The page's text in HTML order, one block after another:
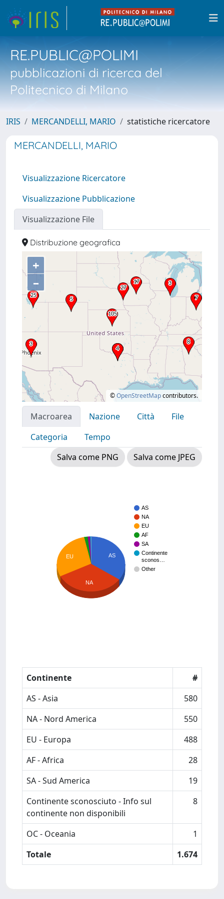
RE.PUBLIC@POLIMI
pubblicazioni di ricerca del
Politecnico di Milano
IRIS MERCANDELLI, MARIO statistiche ricercatore
MERCANDELLI, MARIO
Visualizzazione Ricercatore
Visualizzazione Pubblicazione
Visualizzazione File
Distribuzione geografica
+
–
©OpenStreetMapcontributors.
Macroarea Nazione Città
File
Categoria
Tempo
Salva come PNG
Salva come JPEG
AS
NA
EU
AF
SA
Continente
sconos…
Other
AS
EU
NA
Continente
#
AS - Asia
580
NA - Nord America
550
EU - Europa
488
AF - Africa
28
SA - Sud America
19
Continente sconosciuto - Info sul
continente non disponibili
8
OC - Oceania
1
Totale
1.674